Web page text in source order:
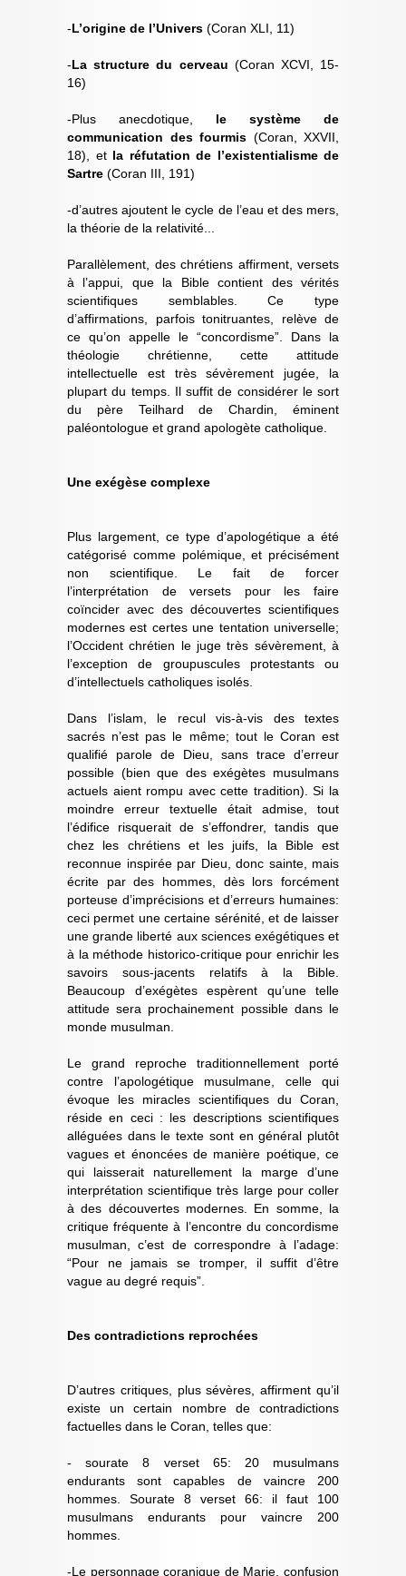
-L’origine de l’Univers (Coran XLI, 11)
-La structure du cerveau (Coran XCVI, 15-
16)
-Plus anecdotique, le système de
communication des fourmis (Coran, XXVII,
18), et la réfutation de l’existentialisme de
Sartre (Coran III, 191)
-d’autres ajoutent le cycle de l’eau et des mers,
la théorie de la relativité...
Parallèlement, des chrétiens affirment, versets
à l’appui, que la Bible contient des vérités
scientifiques semblables. Ce type
d’affirmations, parfois tonitruantes, relève de
ce qu’on appelle le “concordisme”. Dans la
théologie chrétienne, cette attitude
intellectuelle est très sévèrement jugée, la
plupart du temps. Il suffit de considérer le sort
du père Teilhard de Chardin, éminent
paléontologue et grand apologète catholique.
Une exégèse complexe
Plus largement, ce type d’apologétique a été
catégorisé comme polémique, et précisément
non scientifique. Le fait de forcer
l’interprétation de versets pour les faire
coïncider avec des découvertes scientifiques
modernes est certes une tentation universelle;
l’Occident chrétien le juge très sévèrement, à
l’exception de groupuscules protestants ou
d’intellectuels catholiques isolés.
Dans l’islam, le recul vis-à-vis des textes
sacrés n’est pas le même; tout le Coran est
qualifié parole de Dieu, sans trace d’erreur
possible (bien que des exégètes musulmans
actuels aient rompu avec cette tradition). Si la
moindre erreur textuelle était admise, tout
l’édifice risquerait de s’effondrer, tandis que
chez les chrétiens et les juifs, la Bible est
reconnue inspirée par Dieu, donc sainte, mais
écrite par des hommes, dès lors forcément
porteuse d’imprécisions et d’erreurs humaines:
ceci permet une certaine sérénité, et de laisser
une grande liberté aux sciences exégétiques et
à la méthode historico-critique pour enrichir les
savoirs sous-jacents relatifs à la Bible.
Beaucoup d’exégètes espèrent qu’une telle
attitude sera prochainement possible dans le
monde musulman.
Le grand reproche traditionnellement porté
contre l’apologétique musulmane, celle qui
évoque les miracles scientifiques du Coran,
réside en ceci : les descriptions scientifiques
alléguées dans le texte sont en général plutôt
vagues et énoncées de manière poétique, ce
qui laisserait naturellement la marge d’une
interprétation scientifique très large pour coller
à des découvertes modernes. En somme, la
critique fréquente à l’encontre du concordisme
musulman, c’est de correspondre à l’adage:
“Pour ne jamais se tromper, il suffit d’être
vague au degré requis”.
Des contradictions reprochées
D’autres critiques, plus sévères, affirment qu’il
existe un certain nombre de contradictions
factuelles dans le Coran, telles que:
- sourate 8 verset 65: 20 musulmans
endurants sont capables de vaincre 200
hommes. Sourate 8 verset 66: il faut 100
musulmans endurants pour vaincre 200
hommes.
-Le personnage coranique de Marie, confusion